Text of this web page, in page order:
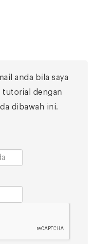
anda bila saya
tutorial dengan
dibawah ini.